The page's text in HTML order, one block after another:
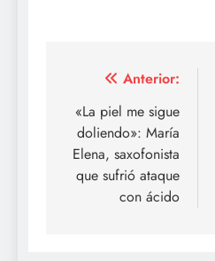
Navegación
de
entradas
Anterior:
«La piel me sigue
doliendo»: María
Elena, saxofonista
que sufrió ataque
con ácido